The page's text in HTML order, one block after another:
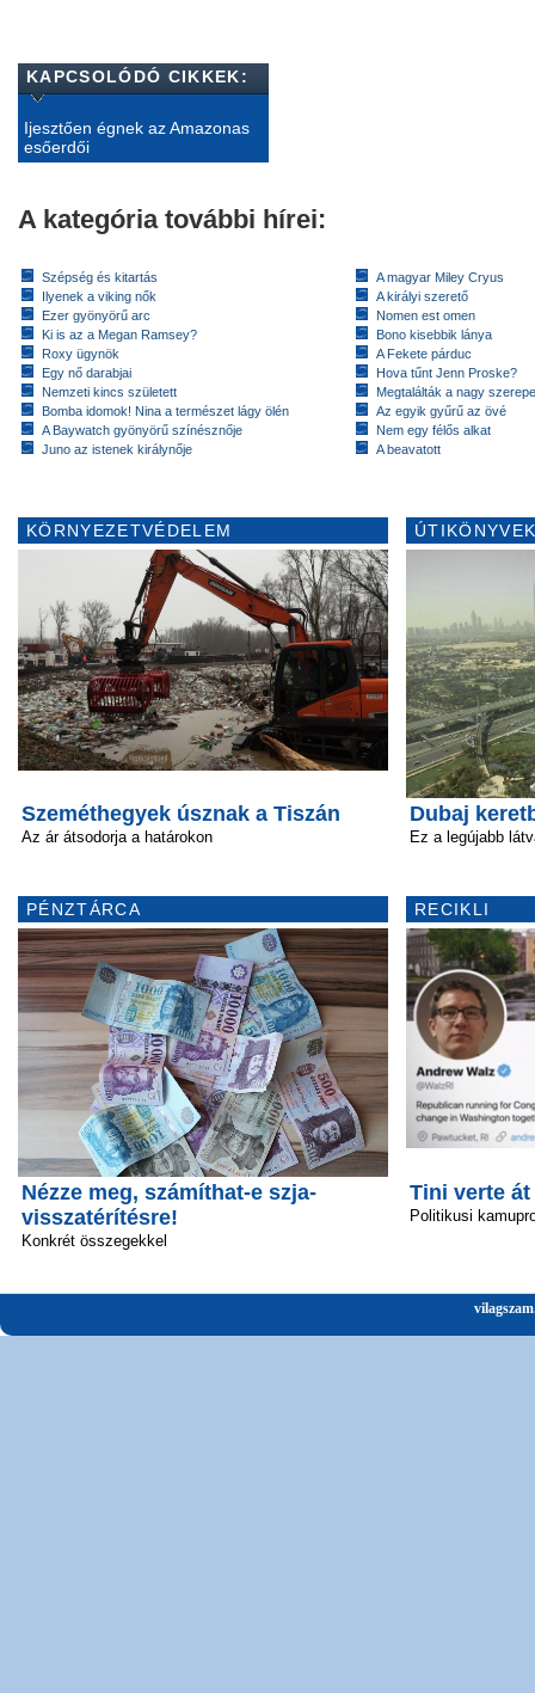
KAPCSOLÓDÓ CIKKEK:
Ijesztően égnek az Amazonas
esőerdői
A kategória további hírei:
Szépség és kitartás
Ilyenek a viking nők
Ezer gyönyörű arc
Ki is az a Megan Ramsey?
Roxy ügynök
Egy nő darabjai
Nemzeti kincs született
Bomba idomok! Nina a természet lágy ölén
A Baywatch gyönyörű színésznője
Juno az istenek királynője
A magyar Miley Cryus
A királyi szerető
Nomen est omen
Bono kisebbik lánya
A Fekete párduc
Hova tűnt Jenn Proske?
Megtalálták a nagy
Az egyik gyűrű az övé
Nem egy félős alkat
A beavatott
KÖRNYEZETVÉDELEM
Szeméthegyek úsznak a Tiszán
Az ár átsodorja a határokon
PÉNZTÁRCA
Nézze meg, számíthat-e szja-
visszatérítésre!
Konkrét összegekkel
Dubaj
Ez a legújabb
RECIKLI
Tini verte
Politikusi